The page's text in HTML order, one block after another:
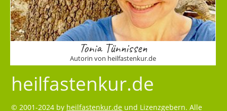
Tonia Tünnissen
Autorin von heilfastenkur.de
heilfastenkur.de
© 2001-2024 by heilfastenkur.de und Lizenzgebern. Alle